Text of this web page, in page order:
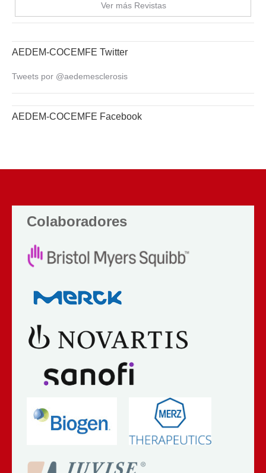
Ver más Revistas
AEDEM-COCEMFE Twitter
Tweets por @aedemesclerosis
AEDEM-COCEMFE Facebook
Colaboradores